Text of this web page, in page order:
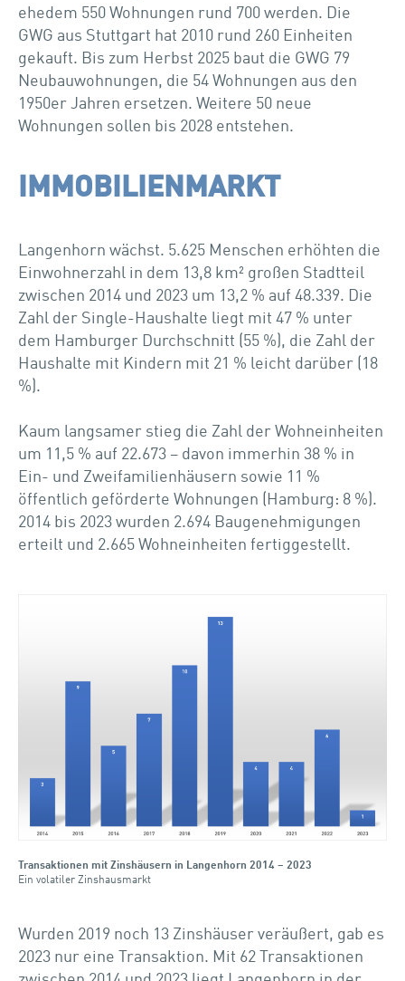
ehedem 550 Wohnungen rund 700 werden. Die
GWG aus Stuttgart hat 2010 rund 260 Einheiten
gekauft. Bis zum Herbst 2025 baut die GWG 79
Neubauwohnungen, die 54 Wohnungen aus den
1950er Jahren ersetzen. Weitere 50 neue
Wohnungen sollen bis 2028 entstehen.
IMMOBILIEN­MARKT
Langenhorn wächst. 5.625 Menschen erhöhten die
Einwohnerzahl in dem 13,8 km² großen Stadtteil
zwischen 2014 und 2023 um 13,2 % auf 48.339. Die
Zahl der Single-Haushalte liegt mit 47 % unter
dem Hamburger Durchschnitt (55 %), die Zahl der
Haushalte mit Kindern mit 21 % leicht darüber (18
%).
Kaum langsamer stieg die Zahl der Wohneinheiten
um 11,5 % auf 22.673 – davon immerhin 38 % in
Ein- und Zweifamilienhäusern sowie 11 %
öffentlich geförderte Wohnungen (Hamburg: 8 %).
2014 bis 2023 wurden 2.694 Baugenehmigungen
erteilt und 2.665 Wohneinheiten fertiggestellt.
Transaktionen mit Zinshäusern in Langenhorn 2014 – 2023
Ein volatiler Zinshausmarkt
Wurden 2019 noch 13 Zinshäuser veräußert, gab es
2023 nur eine Transaktion. Mit 62 Transaktionen